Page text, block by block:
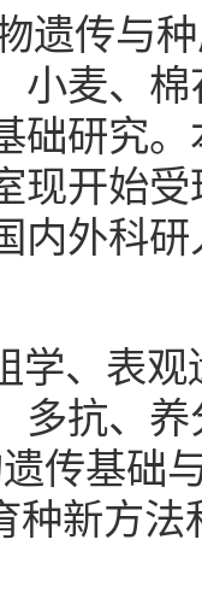
遗传与
小麦、
础研究
现开始
内外科
学、表
多抗、
传基础
种新方